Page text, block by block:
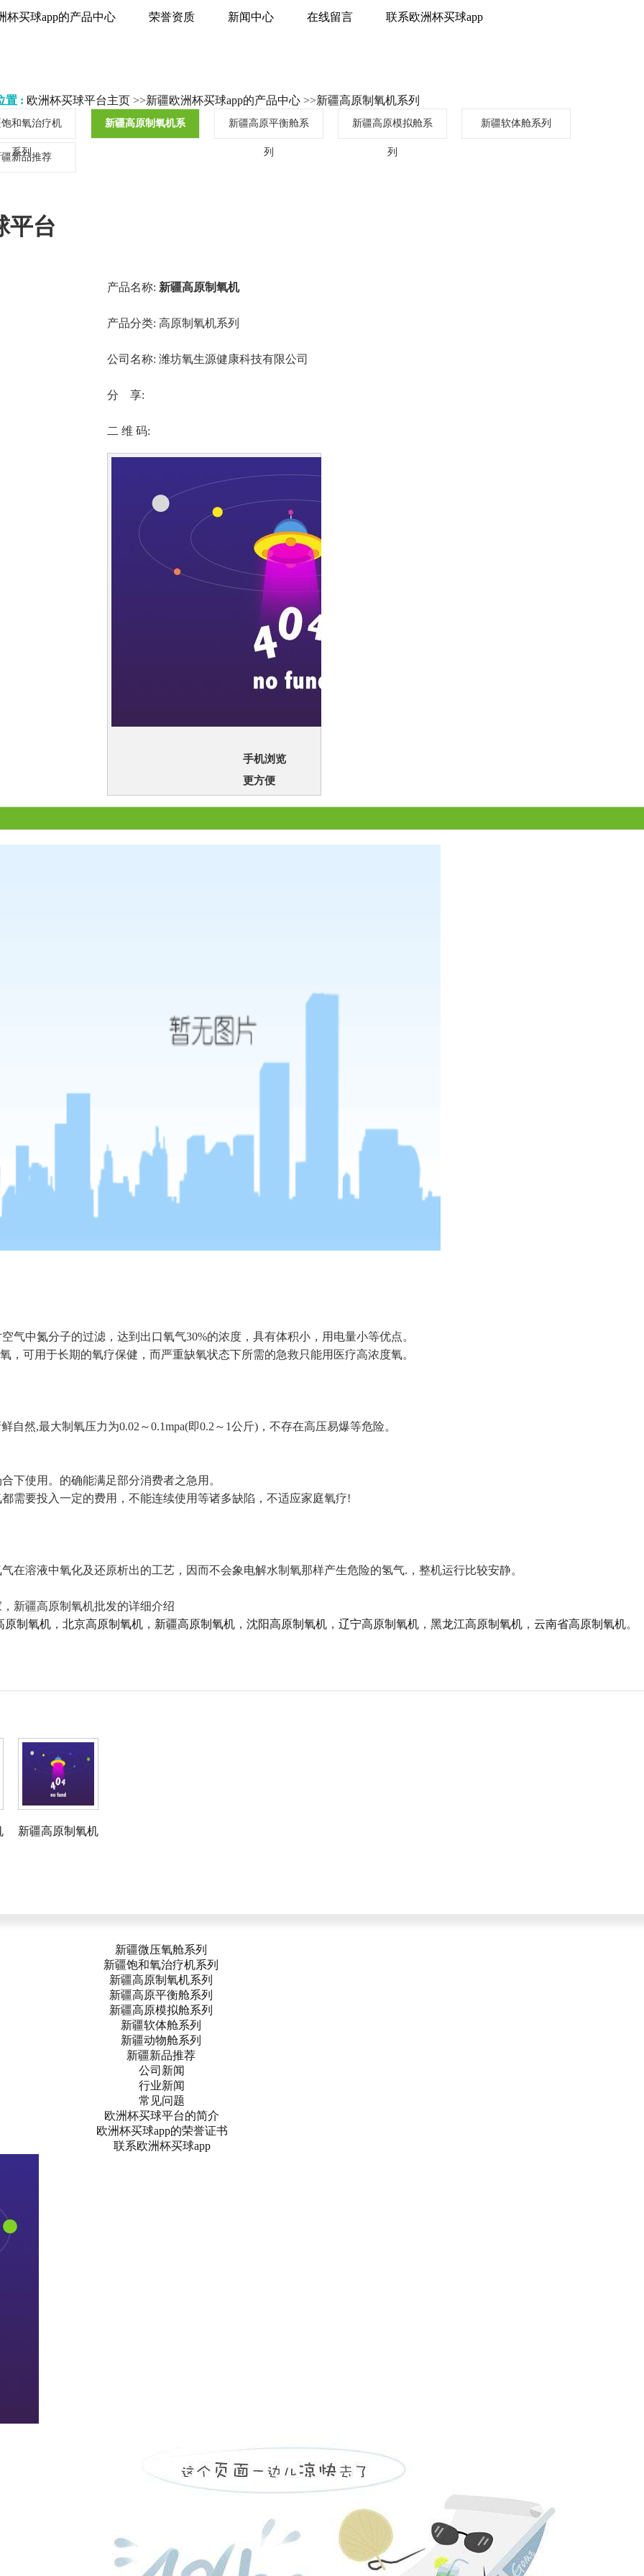
杯买球app的产品中心 荣誉资质 新闻中心 在线留言 联系欧洲杯买球app
置 : 欧洲杯买球平台主页 >>新疆欧洲杯买球app的产品中心 >>新疆高原制氧机系列
和氧治疗机
系列
新疆高原制氧机系 新疆高原平衡舱系
列
新疆高原模拟舱系
列
新疆软体舱系列
新品推荐
平台
产品名称: 新疆高原制氧机
产品分类: 高原制氧机系列
公司名称: 潍坊氧生源健康科技有限公司
分 享:
二 维 码:
手机浏览
更方便
中氮分子的过滤，达到出口氧气30%的浓度，具有体积小，用电量小等优点。
可用于长期的氧疗保健，而严重缺氧状态下所需的急救只能用医疗高浓度氧。
然,最大制氧压力为0.02～0.1mpa(即0.2～1公斤)，不存在高压易爆等危险。
使用。的确能满足部分消费者之急用。
需要投入一定的费用，不能连续使用等诸多缺陷，不适应家庭氧疗!
溶液中氧化及还原析出的工艺，因而不会象电解水制氧那样产生危险的氢气.，整机运行比较安静。
新疆高原制氧机批发的详细介绍
原制氧机， 北京高原制氧机， 新疆高原制氧机， 沈阳高原制氧机， 辽宁高原制氧机， 黑龙江高原制氧机， 云南省高原制氧机。
新疆高原制氧机
新疆微压氧舱系列
新疆饱和氧治疗机系列
新疆高原制氧机系列
新疆高原平衡舱系列
新疆高原模拟舱系列
新疆软体舱系列
新疆动物舱系列
新疆新品推荐
公司新闻
行业新闻
常见问题
欧洲杯买球平台的简介
欧洲杯买球app的荣誉证书
联系欧洲杯买球app